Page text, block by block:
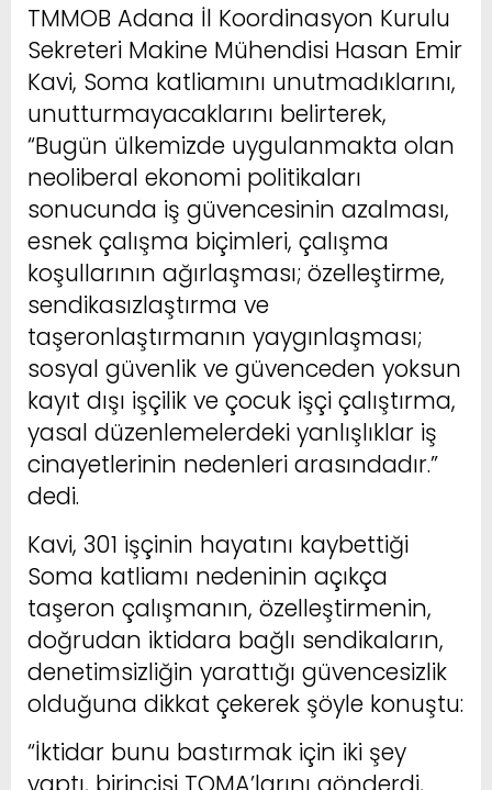
TMMOB Adana İl Koordinasyon Kurulu
Sekreteri Makine Mühendisi Hasan Emir
Kavi, Soma katliamını unutmadıklarını,
unutturmayacaklarını belirterek,
“Bugün ülkemizde uygulanmakta olan
neoliberal ekonomi politikaları
sonucunda iş güvencesinin azalması,
esnek çalışma biçimleri, çalışma
koşullarının ağırlaşması; özelleştirme,
sendikasızlaştırma ve
taşeronlaştırmanın yaygınlaşması;
sosyal güvenlik ve güvenceden yoksun
kayıt dışı işçilik ve çocuk işçi çalıştırma,
yasal düzenlemelerdeki yanlışlıklar iş
cinayetlerinin nedenleri arasındadır.”
dedi.
Kavi, 301 işçinin hayatını kaybettiği
Soma katliamı nedeninin açıkça
taşeron çalışmanın, özelleştirmenin,
doğrudan iktidara bağlı sendikaların,
denetimsizliğin yarattığı güvencesizlik
olduğuna dikkat çekerek şöyle konuştu:
“İktidar bunu bastırmak için iki şey